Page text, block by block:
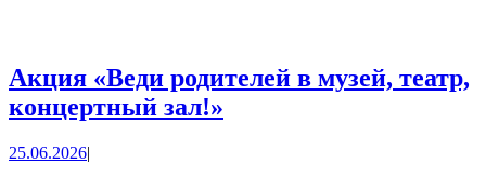
Акция «Веди родителей в музей, театр,
концертный зал!»
25.06.202625.06.2026
|